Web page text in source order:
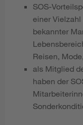
SOS-
einer
bekannter
Reisen,
als Mitglied
haben der